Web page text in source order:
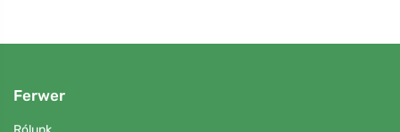
Ferwer